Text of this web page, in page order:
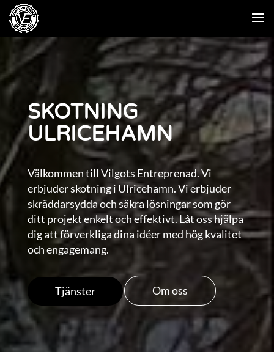
SKOTNING
ULRICEHAMN
Välkommen till Vilgots Entreprenad. Vi
erbjuder skotning i Ulricehamn. Vi erbjuder
skräddarsydda och säkra lösningar som gör
ditt projekt enkelt och effektivt. Låt oss hjälpa
dig att förverkliga dina idéer med hög kvalitet
och engagemang.
Tjänster Om oss